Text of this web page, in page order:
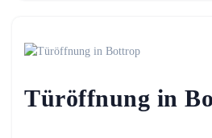
Türöffnung in